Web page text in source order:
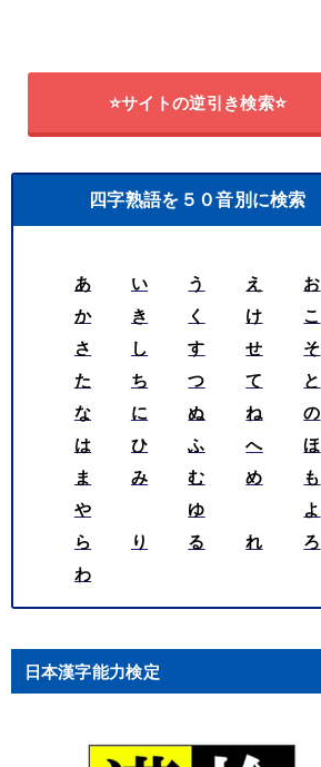
⭐サイトの逆引き検索⭐
四字熟語を５０音別に検索
あ い う え
お
か
き く け
こ
さ
し す せ
そ
た
ち つ て
と
な
に ぬ ね
の
は
ひ ふ へ
ほ
ま
み む め
も
や
ゆ
よ
ら
り る れ
ろ
わ
日本漢字能力検定